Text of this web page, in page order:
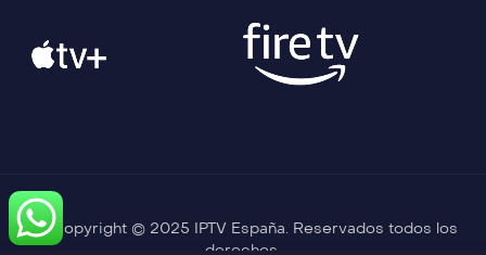
Copyright © 2025 IPTV España. Reservados todos los
derechos.